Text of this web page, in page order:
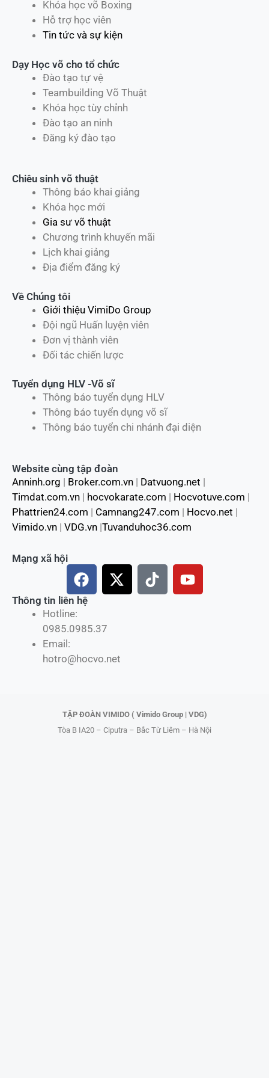
Khóa học võ Boxing
Hỗ trợ học viên
Tin tức và sự kiện
Dạy Học võ cho tổ chức
Đào tạo tự vệ
Teambuilding Võ Thuật
Khóa học tùy chỉnh
Đào tạo an ninh
Đăng ký đào tạo
Chiêu sinh võ thuật
Thông báo khai giảng
Khóa học mới
Gia sư võ thuật
Chương trình khuyến mãi
Lịch khai giảng
Địa điểm đăng ký
Về Chúng tôi
Giới thiệu VimiDo Group
Đội ngũ Huấn luyện viên
Đơn vị thành viên
Đối tác chiến lược
Tuyển dụng HLV -Võ sĩ
Thông báo tuyển dụng HLV
Thông báo tuyển dụng võ sĩ
Thông báo tuyển chi nhánh đại diện
Website cùng tập đoàn
Anninh.org | Broker.com.vn | Datvuong.net |
Timdat.com.vn | hocvokarate.com | Hocvotuve.com |
Phattrien24.com | Camnang247.com | Hocvo.net |
Vimido.vn | VDG.vn |Tuvanduhoc36.com
Hotline:
0985.0985.37
Email:
hotro@hocvo.net
Mạng xã hội
F
a
c
b
o
X
-
t
T
i
Y
o
Thông tin liên hệ
TẬP ĐOÀN VIMIDO ( Vimido Group | VDG)
Tòa B IA20 – Ciputra – Bắc Từ Liêm – Hà Nội